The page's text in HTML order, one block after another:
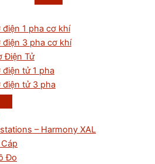
1 pha cơ khí
3 pha cơ khí
Điện Tử
tử 1 pha
tử 3 pha
– Harmony XAL
Đo